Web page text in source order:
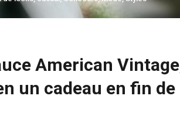
American
un cadeau en fin de